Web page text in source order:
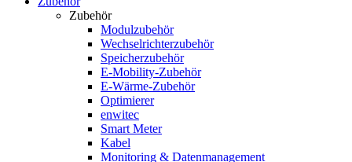
Zubehör
Modulzubehör
Wechselrichterzubehör
Speicherzubehör
E-Mobility-Zubehör
E-Wärme-Zubehör
Optimierer
enwitec
Smart Meter
Kabel
Monitoring & Datenmanagement